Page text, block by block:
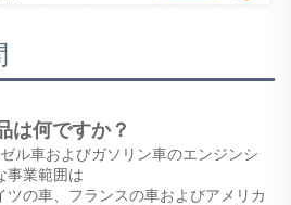
は何ですか？
ル車およびガソリン車のエンジンシ
事業範囲は
ツの車、フランスの車およびアメリカ